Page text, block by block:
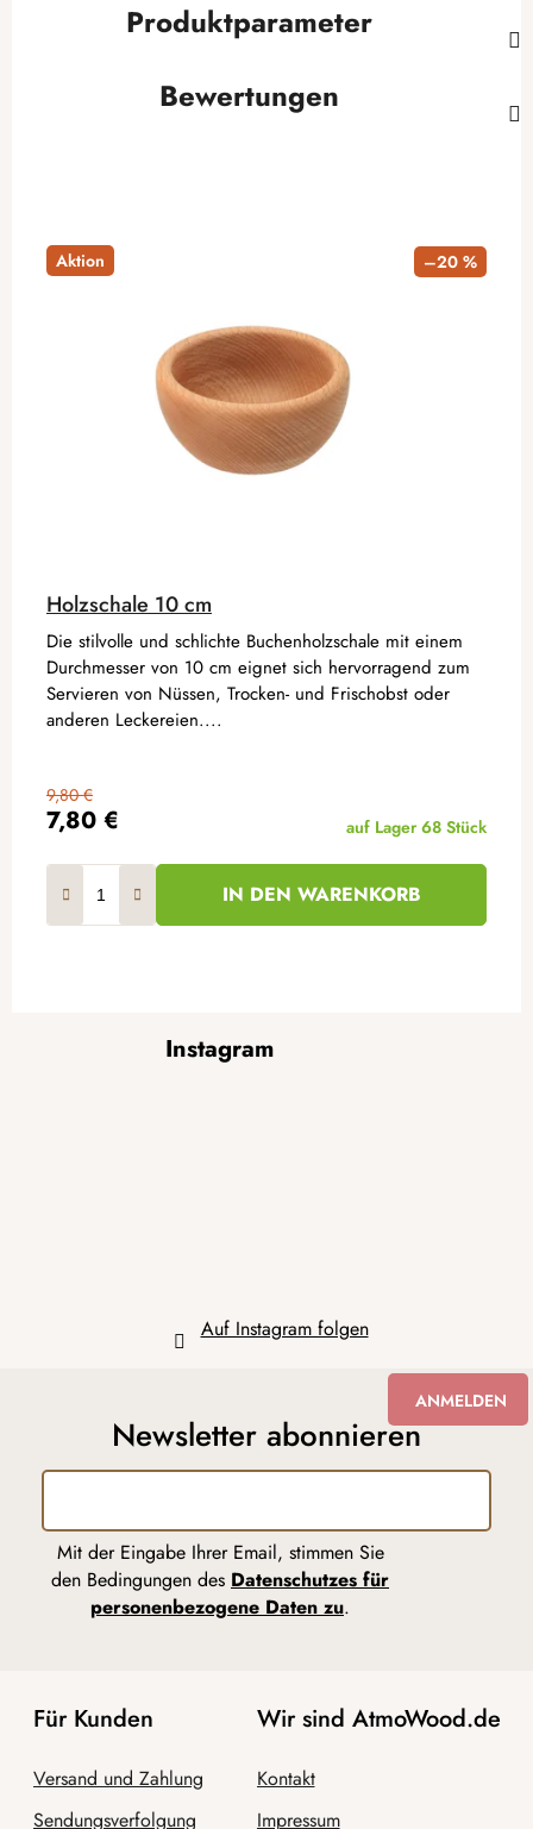
Produktparameter
Bewertungen
Aktion –20 %
Holzschale 10 cm
7,80 €
9,80 €
auf Lager 68 Stück
IN DEN WARENKORB
Die stilvolle und schlichte Buchenholzschale mit einem
Durchmesser von 10 cm eignet sich hervorragend zum
Servieren von Nüssen, Trocken- und Frischobst oder
anderen Leckereien....
Instagram
Auf Instagram folgen
Newsletter abonnieren
Mit der Eingabe Ihrer Email, stimmen Sie
den Bedingungen des Datenschutzes für
personenbezogene Daten zu.
ANMELDEN
Für Kunden
Versand und Zahlung
Sendungsverfolgung
Wir sind AtmoWood.de
Kontakt
Impressum